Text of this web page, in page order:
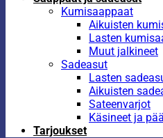
Kumisaappaat
Aikuisten
Lasten
Muut jalkineet
Sadeasut
Lasten
Aikuisten
Sateenvarjot
Käsineet ja
Tarjoukset